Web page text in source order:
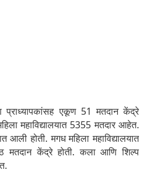
प्राध्यापकांसह एकूण 51 मतदान केंद्रे
महाविद्यालयात 5355 मतदार आहेत.
होती. मगध महिला महाविद्यालयात
केंद्रे होती. कला आणि शिल्प